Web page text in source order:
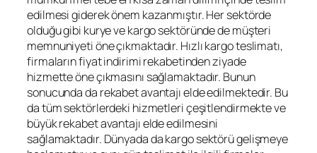
edilmesi giderek önem kazanmıştır. Her sektörde
olduğu gibi kurye ve kargo sektöründe de müşteri
memnuniyeti öne çıkmaktadır. Hızlı kargo teslimatı,
firmaların fiyat indirimi rekabetinden ziyade
hizmette öne çıkmasını sağlamaktadır. Bunun
sonucunda da rekabet avantajı elde edilmektedir. Bu
da tüm sektörlerdeki hizmetleri çeşitlendirmekte ve
büyük rekabet avantajı elde edilmesini
sağlamaktadır. Dünyada da kargo sektörü gelişmeye